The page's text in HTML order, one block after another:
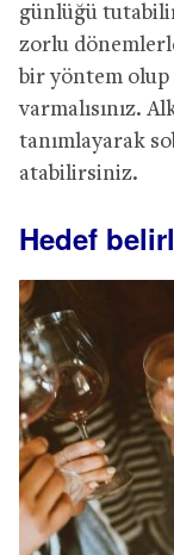
günlüğü
zorlu
bir yöntem olup
varmalısınız.
tanımlayarak
atabilirsiniz.
Hedef